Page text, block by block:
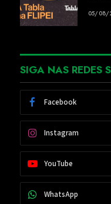
05/08/
SIGA NAS REDES
Facebook
Instagram
YouTube
WhatsApp